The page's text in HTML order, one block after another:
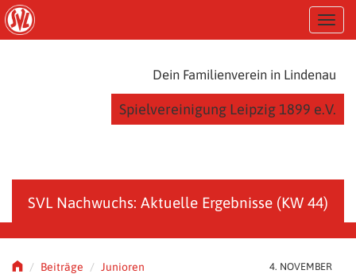
i
T
o
n
g
a
t
Dein Familienverein in Lindenau
Spielvereinigung Leipzig 1899 e.V.
SVL Nachwuchs: Aktuelle Ergebnisse (KW 44)
Beiträge
Junioren
4. NOVEMBER